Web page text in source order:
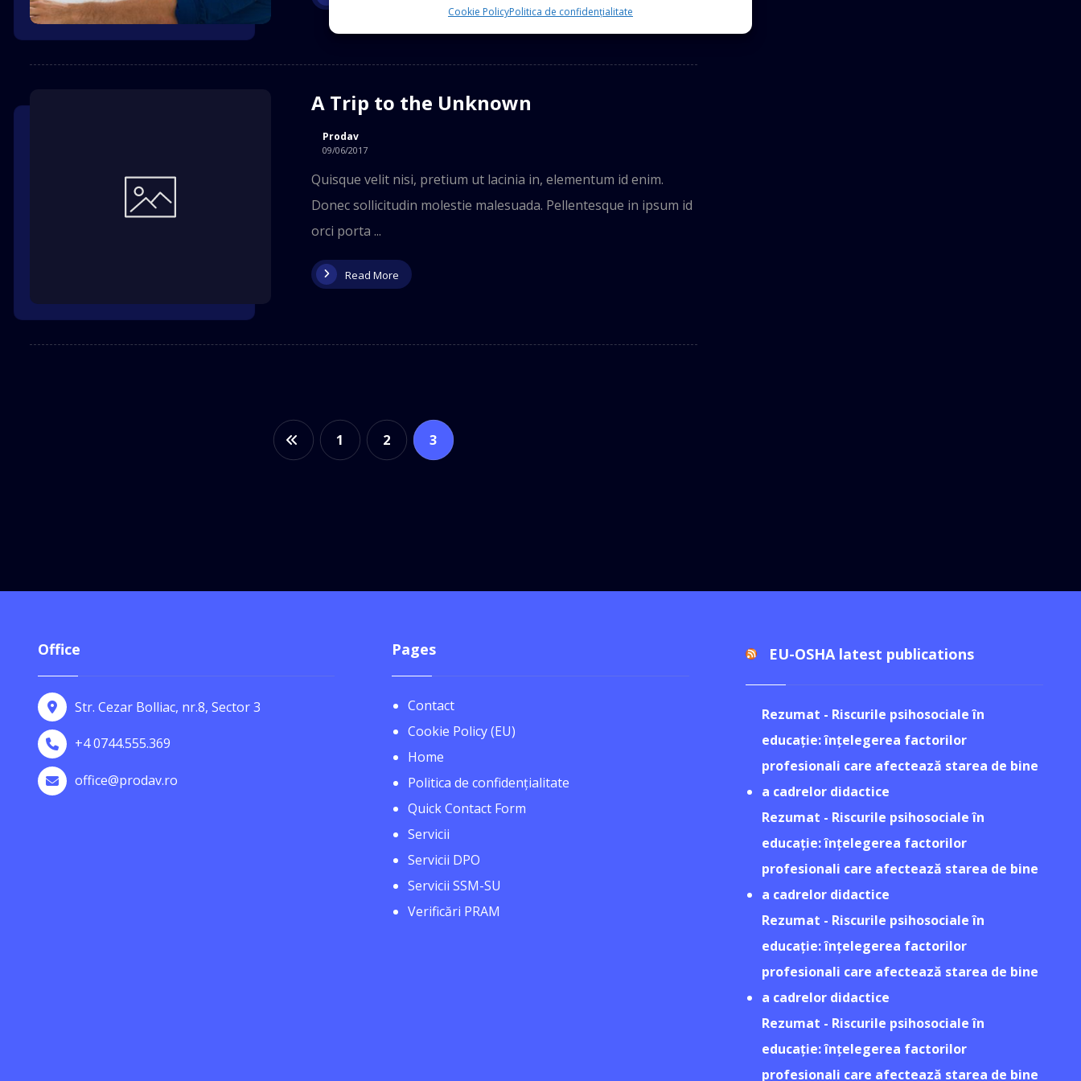
Cookie PolicyPolitica de confidențialitate
A Trip to the Unknown
Prodav
09/06/2017
Quisque velit nisi, pretium ut lacinia in, elementum id enim.
Donec sollicitudin molestie malesuada. Pellentesque in ipsum id
orci porta ...
Read More
1 2 3
Office
Str. Cezar Bolliac, nr.8, Sector 3
+4 0744.555.369
office@prodav.ro
Pages
Contact
Cookie Policy (EU)
Home
Politica de confidențialitate
Quick Contact Form
Servicii
Servicii DPO
Servicii SSM-SU
Verificări PRAM
EU-OSHA latest publications
Rezumat - Riscurile psihosociale în
educație: înțelegerea factorilor
profesionali care afectează starea de bine
a cadrelor didactice
Rezumat - Riscurile psihosociale în
educație: înțelegerea factorilor
profesionali care afectează starea de bine
a cadrelor didactice
Rezumat - Riscurile psihosociale în
educație: înțelegerea factorilor
profesionali care afectează starea de bine
a cadrelor didactice
Rezumat - Riscurile psihosociale în
educație: înțelegerea factorilor
profesionali care afectează starea de bine